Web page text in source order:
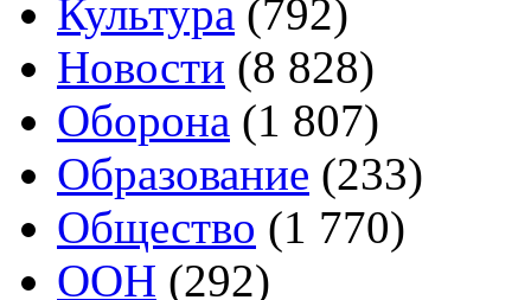
Культура (792)
Новости (8 828)
Оборона (1 807)
Образование (233)
Общество (1 770)
ООН (292)